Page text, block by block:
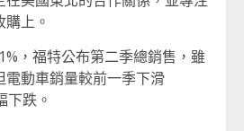
上。
，福特公布第二季總銷售，雖
電動車銷量較前一季下滑
下跌。